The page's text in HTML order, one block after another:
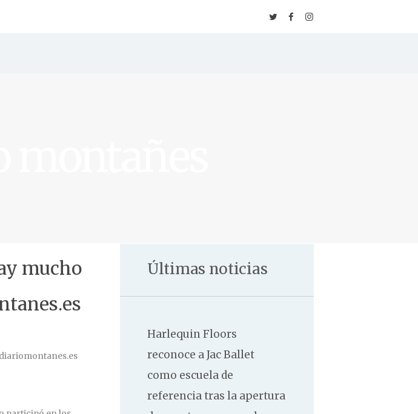
Inicio
mucho
Últimas noticias
Harlequin Floors
reconoce a Jac Ballet
como escuela de
referencia tras la apertura